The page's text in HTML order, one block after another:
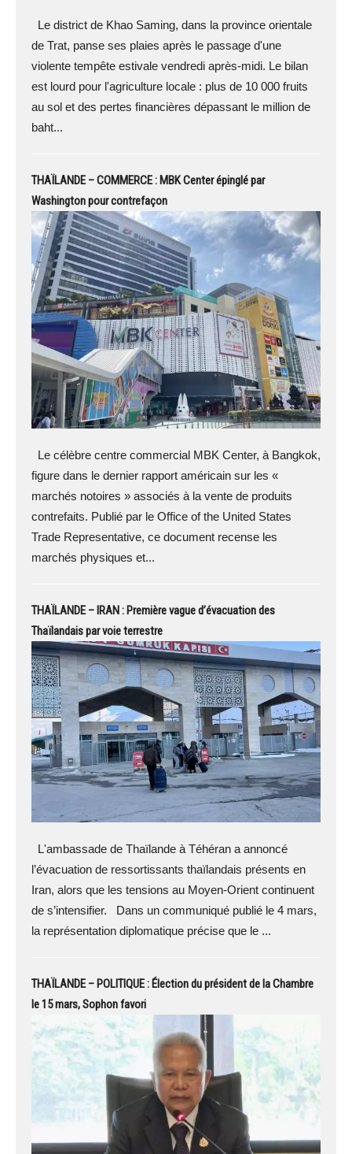
Le district de Khao Saming, dans la province orientale
de Trat, panse ses plaies après le passage d'une
violente tempête estivale vendredi après-midi. Le bilan
est lourd pour l'agriculture locale : plus de 10 000 fruits
au sol et des pertes financières dépassant le million de
baht...
THAÏLANDE – COMMERCE : MBK Center épinglé par
Washington pour contrefaçon
Le célèbre centre commercial MBK Center, à Bangkok,
figure dans le dernier rapport américain sur les «
marchés notoires » associés à la vente de produits
contrefaits. Publié par le Office of the United States
Trade Representative, ce document recense les
marchés physiques et...
THAÏLANDE – IRAN : Première vague d’évacuation des
Thaïlandais par voie terrestre
L'ambassade de Thaïlande à Téhéran a annoncé
l’évacuation de ressortissants thaïlandais présents en
Iran, alors que les tensions au Moyen-Orient continuent
de s’intensifier. Dans un communiqué publié le 4 mars,
la représentation diplomatique précise que le ...
THAÏLANDE – POLITIQUE : Élection du président de la Chambre
le 15 mars, Sophon favori